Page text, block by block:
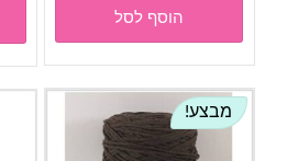
הוסף לסל
מבצע!